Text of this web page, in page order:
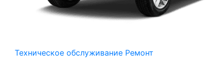
Техническое обслуживание Ремонт